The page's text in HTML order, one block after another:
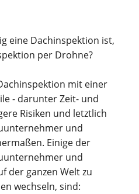
eine Dachinspektion ist,
per Drohne?
mit einer
- darunter Zeit- und
Risiken und letztlich
und
Einige der
und
der ganzen Welt zu
wechseln, sind: